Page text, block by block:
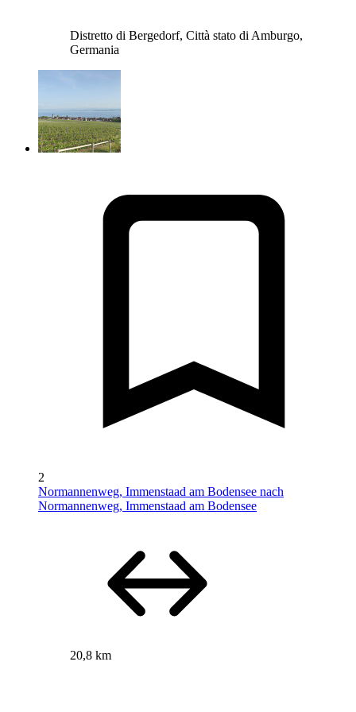
Distretto di Bergedorf, Città stato di Amburgo,
Germania
2
Normannenweg, Immenstaad am Bodensee nach
Normannenweg, Immenstaad am Bodensee
20,8 km